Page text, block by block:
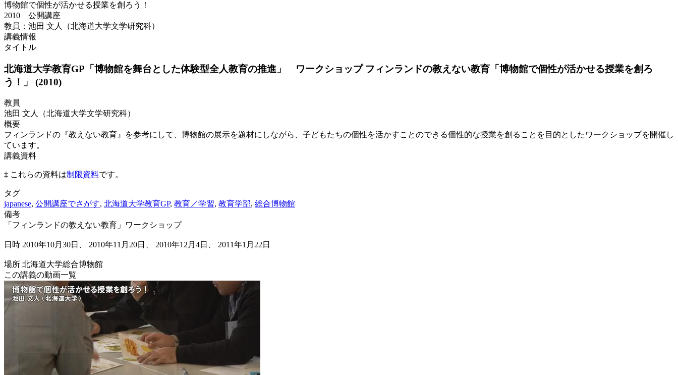
博物館で個性が活かせる授業を創ろう！
2010 公開講座
教員：池田 文人（北海道大学文学研究科）
講義情報
タイトル
北海道大学教育GP「博物館を舞台とした体験型全人教育の推進」 ワークショップ フィンランドの教えない教育「博物館で個性が活かせる授業を創ろ
う！」 (2010)
教員
池田 文人（北海道大学文学研究科）
概要
フィンランドの『教えない教育』を参考にして、博物館の展示を題材にしながら、子どもたちの個性を活かすことのできる個性的な授業を創ることを目的としたワークショップを開催し
ています。
講義資料
‡ これらの資料は制限資料です。
タグ
japanese, 公開講座でさがす, 北海道大学教育GP, 教育／学習, 教育学部, 総合博物館
備考
「フィンランドの教えない教育」ワークショップ
日時 2010年10月30日、 2010年11月20日、 2010年12月4日、 2011年1月22日
場所 北海道大学総合博物館
この講義の動画一覧